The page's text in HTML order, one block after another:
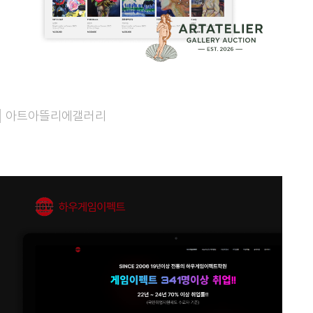
아트아뜰리에갤러리